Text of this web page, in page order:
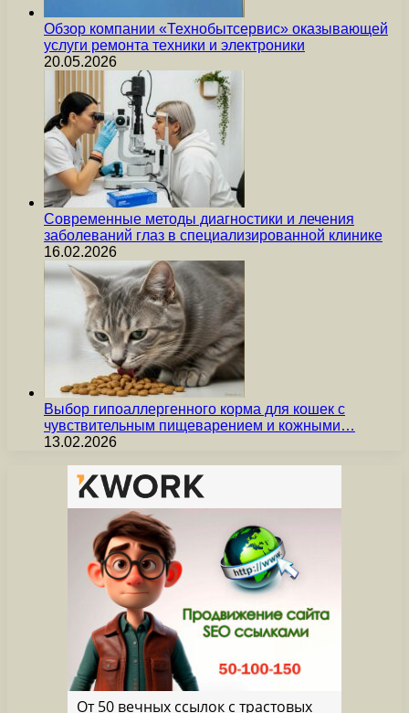
Обзор компании «Технобытсервис» оказывающей
услуги ремонта техники и электроники
20.05.2026
Современные методы диагностики и лечения
заболеваний глаз в специализированной клинике
16.02.2026
Выбор гипоаллергенного корма для кошек с
чувствительным пищеварением и кожными…
13.02.2026